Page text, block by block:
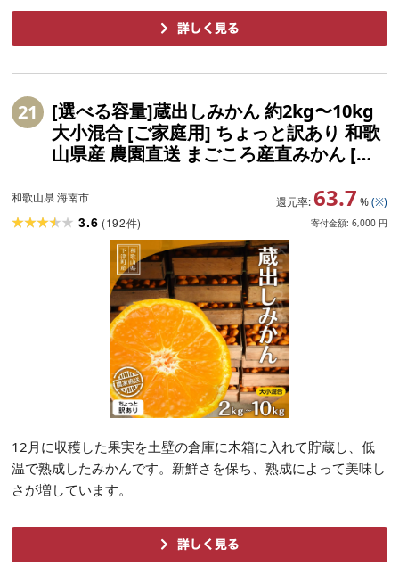
21
[選べる容量]蔵出しみかん 約2kg〜10kg
大小混合 [ご家庭用] ちょっと訳あり 和歌
山県産 農園直送 まごころ産直みかん [北
あり 訳アリ 貯蔵みかん | ふるさと納税
和歌山県 海南市 還元率: 63.7 % (※)
寄付金額: 6,000 円
3.6 (192件)
12月に収穫した果実を土壁の倉庫に木箱に入れて貯蔵し、低
温で熟成したみかんです。新鮮さを保ち、熟成によって美味し
さが増しています。